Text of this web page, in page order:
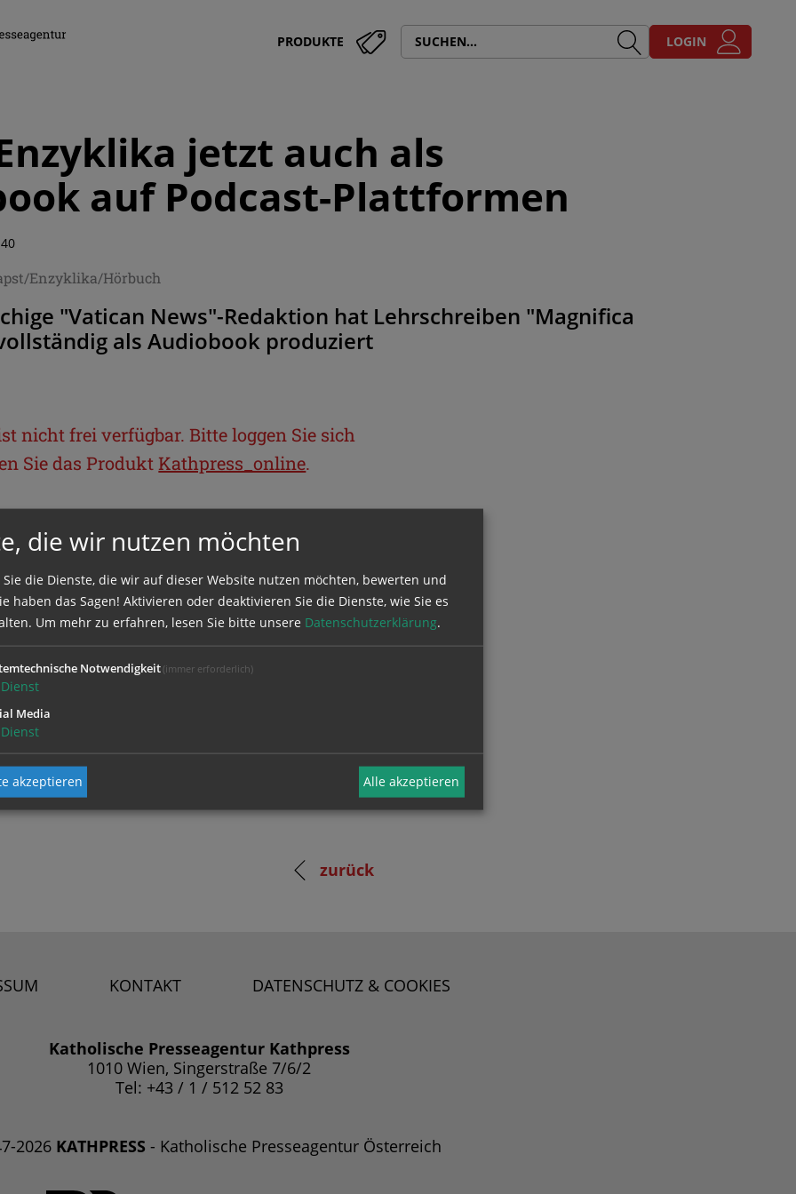
PRODUKTE LOGIN
jetzt auch als
auf Podcast-Plattformen
Enzyklika/Hörbuch
"Vatican News"-Redaktion hat Lehrschreiben "Magnifica
als Audiobook produziert
nicht frei verfügbar. Bitte loggen Sie sich
Sie das Produkt Kathpress_online.
sich mit Ihrem Benutzernamen und
zurück
KONTAKT DATENSCHUTZ & COOKIES
Katholische Presseagentur Kathpress
1010 Wien, Singerstraße 7/6/2
Tel: +43 / 1 / 512 52 83
2026 KATHPRESS - Katholische Presseagentur Österreich
die wir nutzen möchten
Sie die Dienste, die wir auf dieser Website nutzen möchten, bewerten und
haben das Sagen! Aktivieren oder deaktivieren Sie die Dienste, wie Sie es
Um mehr zu erfahren, lesen Sie bitte unsere Datenschutzerklärung.
Notwendigkeit (immer erforderlich)
Dienst
Media
Dienst
akzeptieren Alle akzeptieren